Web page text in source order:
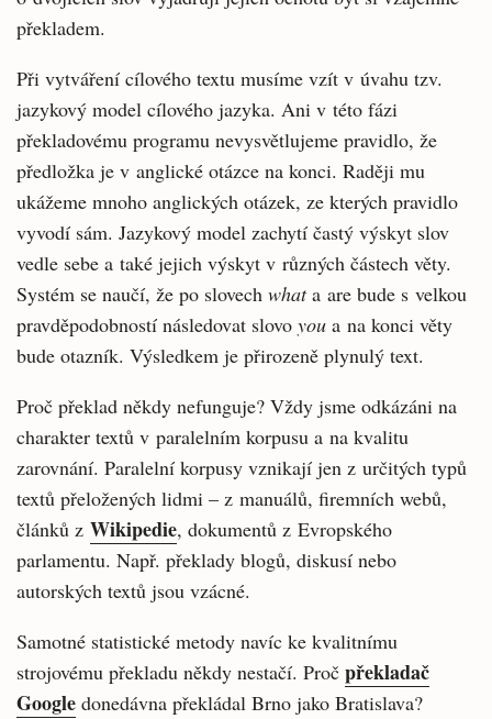
překladem.
Při vytváření cílového textu musíme vzít v úvahu tzv.
jazykový model cílového jazyka. Ani v této fázi
překladovému programu nevysvětlujeme pravidlo, že
předložka je v anglické otázce na konci. Raději mu
ukážeme mnoho anglických otázek, ze kterých pravidlo
vyvodí sám. Jazykový model zachytí častý výskyt slov
vedle sebe a také jejich výskyt v různých částech věty.
Systém se naučí, že po slovech whata are bude s velkou
pravděpodobností následovat slovo you a na konci věty
bude otazník. Výsledkem je přirozeně plynulý text.
Proč překlad někdy nefunguje? Vždy jsme odkázáni na
charakter textů v paralelním korpusu a na kvalitu
zarovnání. Paralelní korpusy vznikají jen z určitých typů
textů přeložených lidmi – z manuálů, firemních webů,
článků z Wikipedie, dokumentů z Evropského
parlamentu. Např. překlady blogů, diskusí nebo
autorských textů jsou vzácné.
Samotné statistické metody navíc ke kvalitnímu
strojovému překladu někdy nestačí. Proč překladač
Google donedávna překládal Brno jako Bratislava?